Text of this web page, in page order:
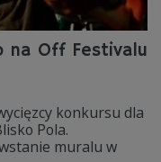
na Off Festivalu
konkursu dla
Pola.
muralu w